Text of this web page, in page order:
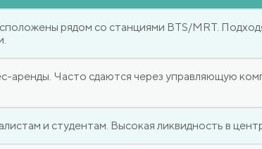
рядом со станциями BTS/MRT.
аренды. Часто сдаются через управляющую
и студентам. Высокая ликвидность в